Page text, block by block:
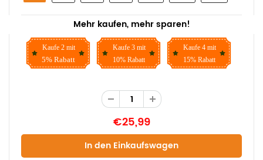
Mehr kaufen, mehr sparen!
Kaufe 2 mit
5% Rabatt
Kaufe 3 mit
10% Rabatt
Kaufe 4 mit
15% Rabatt
€25,99